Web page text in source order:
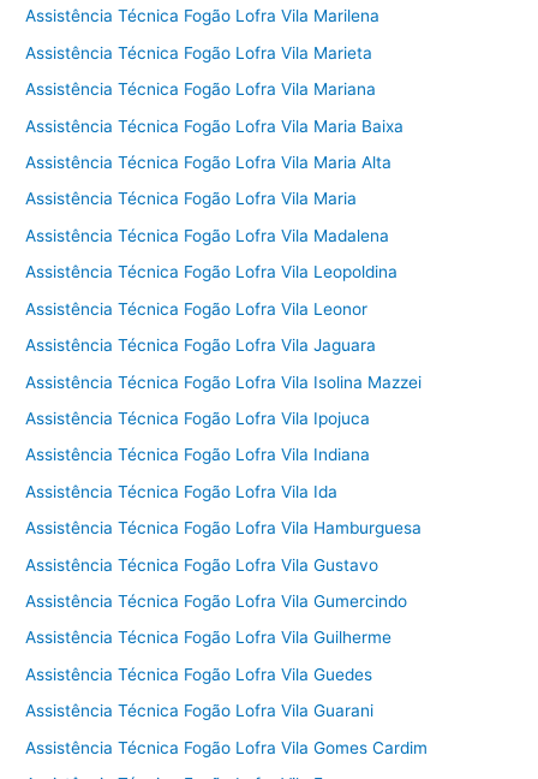
Assistência Técnica Fogão Lofra Vila Marilena
Assistência Técnica Fogão Lofra Vila Marieta
Assistência Técnica Fogão Lofra Vila Mariana
Assistência Técnica Fogão Lofra Vila Maria Baixa
Assistência Técnica Fogão Lofra Vila Maria Alta
Assistência Técnica Fogão Lofra Vila Maria
Assistência Técnica Fogão Lofra Vila Madalena
Assistência Técnica Fogão Lofra Vila Leopoldina
Assistência Técnica Fogão Lofra Vila Leonor
Assistência Técnica Fogão Lofra Vila Jaguara
Assistência Técnica Fogão Lofra Vila Isolina Mazzei
Assistência Técnica Fogão Lofra Vila Ipojuca
Assistência Técnica Fogão Lofra Vila Indiana
Assistência Técnica Fogão Lofra Vila Ida
Assistência Técnica Fogão Lofra Vila Hamburguesa
Assistência Técnica Fogão Lofra Vila Gustavo
Assistência Técnica Fogão Lofra Vila Gumercindo
Assistência Técnica Fogão Lofra Vila Guilherme
Assistência Técnica Fogão Lofra Vila Guedes
Assistência Técnica Fogão Lofra Vila Guarani
Assistência Técnica Fogão Lofra Vila Gomes Cardim